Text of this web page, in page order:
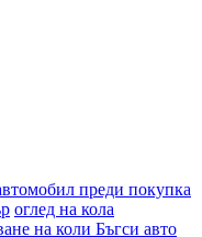
преди покупка
оглед на кола
на коли Бъгси авто